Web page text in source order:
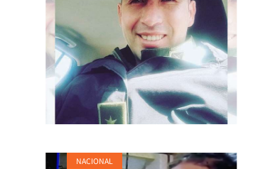
NACIONAL